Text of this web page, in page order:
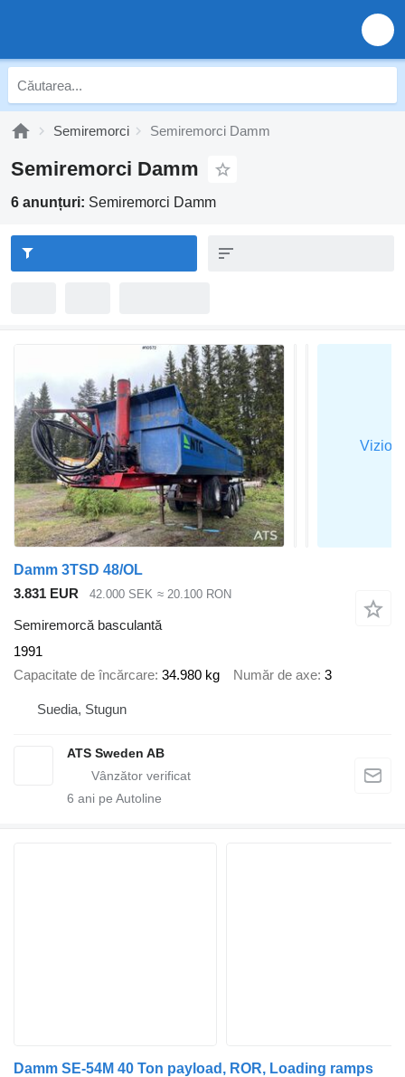
Semiremorci Semiremorci Damm
Semiremorci Damm
6 anunțuri: Semiremorci Damm
Damm 3TSD 48/OL
3.831 EUR
42.000 SEK ≈ 20.100 RON
Semiremorcă basculantă
1991
Capacitate de încărcare 34.980 kg Număr de axe 3
Suedia, Stugun
ATS Sweden AB
6 ani pe Autoline
Damm SE-54M 40 Ton payload, ROR, Loading ramps